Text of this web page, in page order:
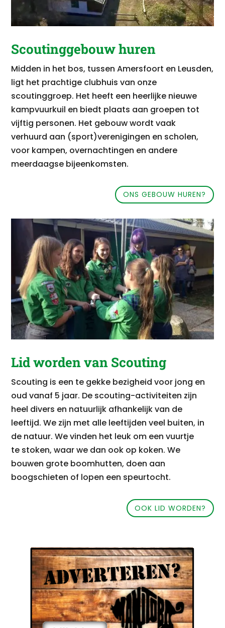
Scoutinggebouw huren
Midden in het bos, tussen Amersfoort en Leusden,
ligt het prachtige clubhuis van onze
scoutinggroep. Het heeft een heerlijke nieuwe
kampvuurkuil en biedt plaats aan groepen tot
vijftig personen. Het gebouw wordt vaak
verhuurd aan (sport)verenigingen en scholen,
voor kampen, overnachtingen en andere
meerdaagse bijeenkomsten.
ONS GEBOUW HUREN?
Lid worden van Scouting
Scouting is een te gekke bezigheid voor jong en
oud vanaf 5 jaar. De scouting-activiteiten zijn
heel divers en natuurlijk afhankelijk van de
leeftijd. We zijn met alle leeftijden veel buiten, in
de natuur. We vinden het leuk om een vuurtje
te stoken, waar we dan ook op koken. We
bouwen grote boomhutten, doen aan
boogschieten of lopen een speurtocht.
OOK LID WORDEN?